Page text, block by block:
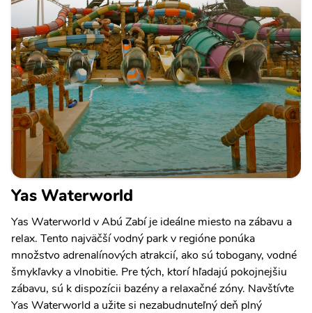
Yas Waterworld
Yas Waterworld v Abú Zabí je ideálne miesto na zábavu a
relax. Tento najväčší vodný park v regióne ponúka
množstvo adrenalínových atrakcií, ako sú tobogany, vodné
šmykľavky a vlnobitie. Pre tých, ktorí hľadajú pokojnejšiu
zábavu, sú k dispozícii bazény a relaxačné zóny. Navštívte
Yas Waterworld a užite si nezabudnuteľný deň plný